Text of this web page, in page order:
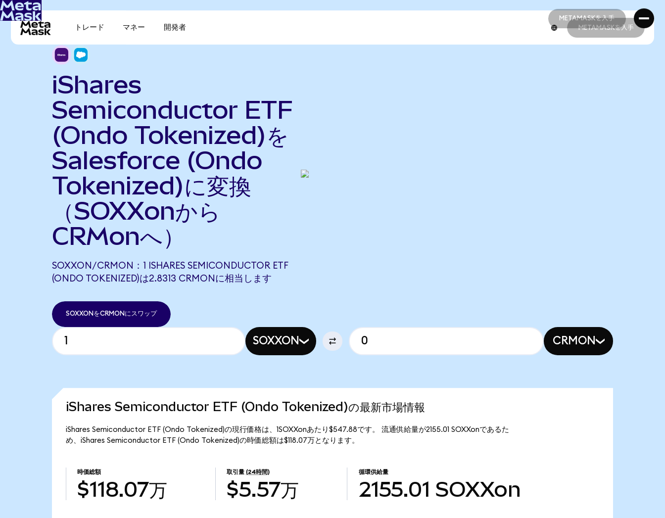
METAMASKを入手
METAMASKを入手
トレード マネー 開発者 METAMASKを入手
iShares
Semiconductor ETF
(Ondo Tokenized)を
Salesforce (Ondo
Tokenized)に変換
（SOXXonから
CRMonへ）
SOXXON/CRMON：1 ISHARES SEMICONDUCTOR ETF
(ONDO TOKENIZED)は2.8313 CRMONに相当します
SOXXONをCRMONにスワップ
SOXXON CRMON
iShares Semiconductor ETF (Ondo Tokenized)の最新市場情報
iShares Semiconductor ETF (Ondo Tokenized)の現行価格は、1SOXXonあたり$547.88です。 流通供給量が2155.01 SOXXonであるた
め、iShares Semiconductor ETF (Ondo Tokenized)の時価総額は$118.07万となります。
時価総額
$118.07万
取引量 (24時間)
$5.57万
循環供給量
2155.01 SOXXon